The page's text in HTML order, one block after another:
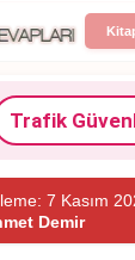
Trafik
7 Kasım
Demir